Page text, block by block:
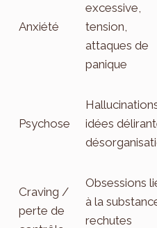
Anxiété
excessive,
tension,
attaques de
panique
Psychose
idées
Craving /
perte de
Obsessions
à la
rechutes